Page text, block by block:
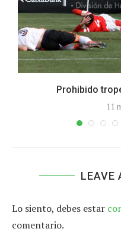
Prohibido
11
LEAVE
Lo siento, debes estar
comentario.